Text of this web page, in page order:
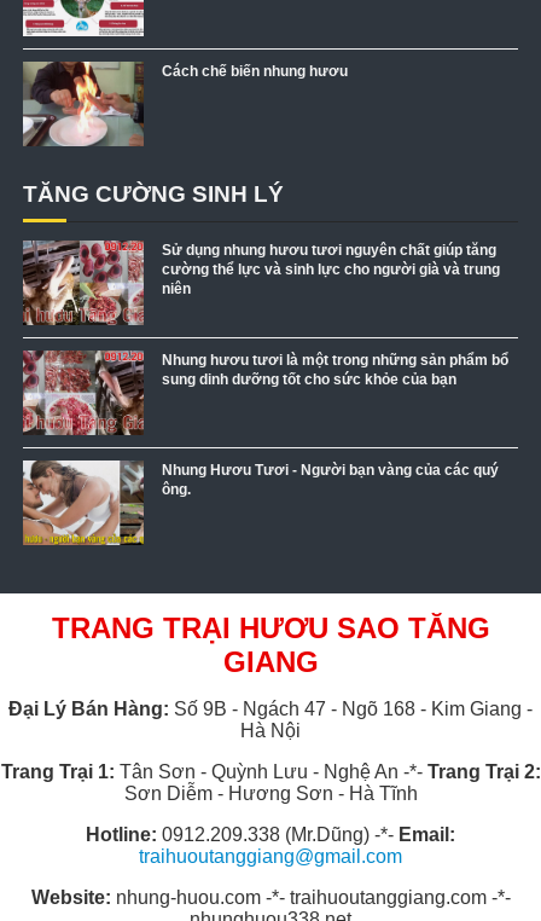
Cách chế biến nhung hươu
TĂNG CƯỜNG SINH LÝ
Sử dụng nhung hươu tươi nguyên chất giúp tăng
cường thể lực và sinh lực cho người già và trung
niên
Nhung hươu tươi là một trong những sản phẩm bổ
sung dinh dưỡng tốt cho sức khỏe của bạn
Nhung Hươu Tươi - Người bạn vàng của các quý
ông.
TRANG TRẠI HƯƠU SAO TĂNG
GIANG
Đại Lý Bán Hàng: Số 9B - Ngách 47 - Ngõ 168 - Kim Giang -
Hà Nội
Trang Trại 1: Tân Sơn - Quỳnh Lưu - Nghệ An -*- Trang Trại 2:
Sơn Diễm - Hương Sơn - Hà Tĩnh
Hotline: 0912.209.338 (Mr.Dũng) -*- Email:
traihuoutanggiang@gmail.com
Website: nhung-huou.com -*- traihuoutanggiang.com -*-